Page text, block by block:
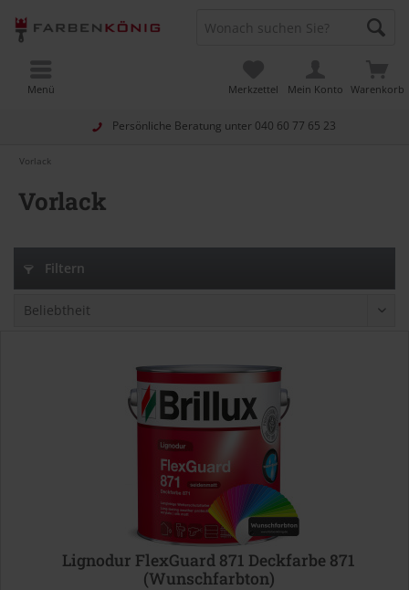
Persönliche Beratung unter 040 60 77 65 23
Warenkorb
Merkzettel Mein Konto
Menü
Vorlack
Vorlack
Filtern
Lignodur FlexGuard 871 Deckfarbe 871
(Wunschfarbton)